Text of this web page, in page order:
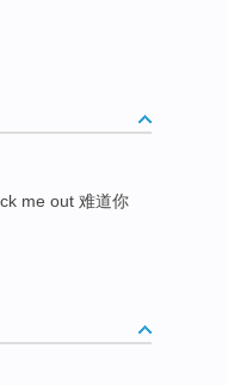
me out 难道你